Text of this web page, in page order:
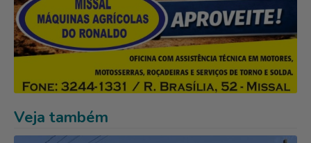
Veja também